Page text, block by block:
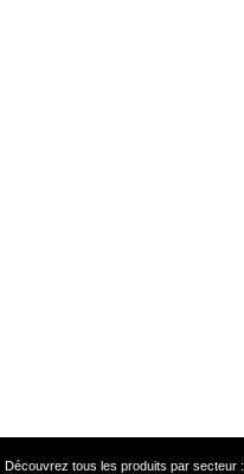
Découvrez tous les produits par secteur :